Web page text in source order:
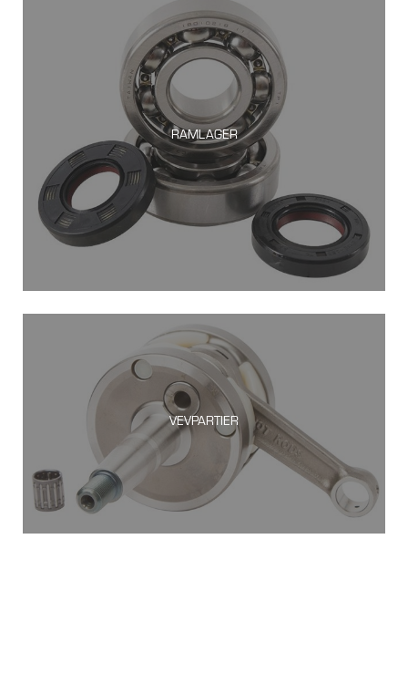
RAMLAGER
VEVPARTIER